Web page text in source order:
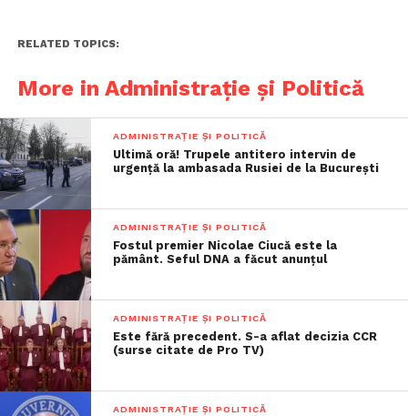
RELATED TOPICS:
More in Administrație și Politică
ADMINISTRAȚIE ȘI POLITICĂ
Ultimă oră! Trupele antitero intervin de
urgență la ambasada Rusiei de la București
ADMINISTRAȚIE ȘI POLITICĂ
Fostul premier Nicolae Ciucă este la
pământ. Seful DNA a făcut anunțul
ADMINISTRAȚIE ȘI POLITICĂ
Este fără precedent. S-a aflat decizia CCR
(surse citate de Pro TV)
ADMINISTRAȚIE ȘI POLITICĂ